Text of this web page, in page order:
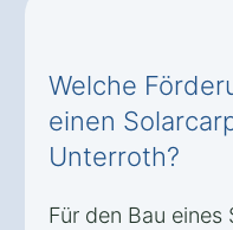
Welche
einen
Unterroth?
Für den Bau